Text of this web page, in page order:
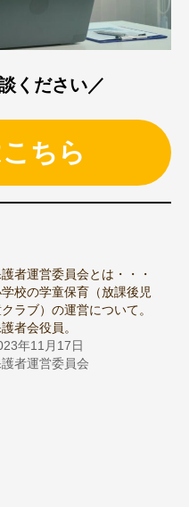
ください／
ちら
者運営委員会とは・・・
校の学童保育（放課後児
ラブ）の運営について。
者会役員。
年11月17日
者運営委員会